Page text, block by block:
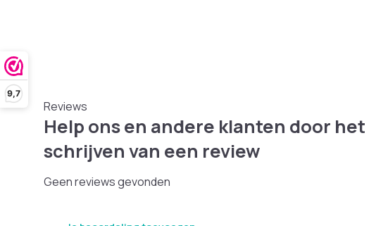
9,7
Reviews
Help ons en andere klanten door het
schrijven van een review
Geen reviews gevonden